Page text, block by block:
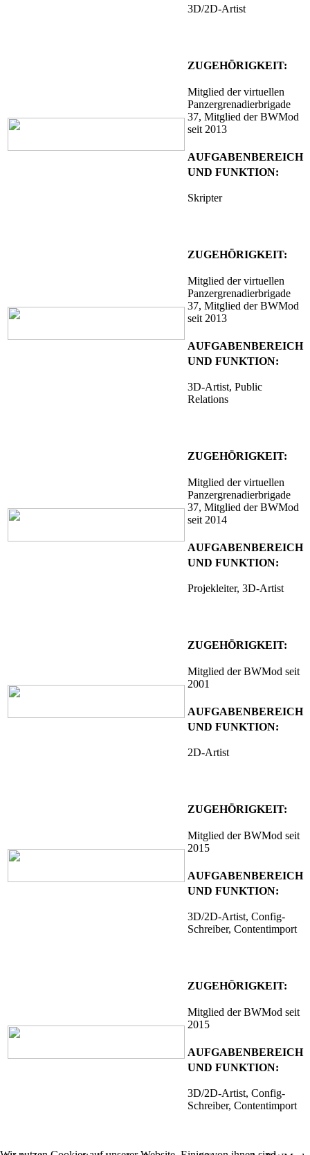
3D/2D-Artist
ZUGEHÖRIGKEIT:
Mitglied der virtuellen
Panzergrenadierbrigade
37, Mitglied der BWMod
seit 2013
AUFGABENBEREICH
UND FUNKTION:
Skripter
ZUGEHÖRIGKEIT:
Mitglied der virtuellen
Panzergrenadierbrigade
37, Mitglied der BWMod
seit 2013
AUFGABENBEREICH
UND FUNKTION:
3D-Artist, Public
Relations
ZUGEHÖRIGKEIT:
Mitglied der virtuellen
Panzergrenadierbrigade
37, Mitglied der BWMod
seit 2014
AUFGABENBEREICH
UND FUNKTION:
Projekleiter, 3D-Artist
ZUGEHÖRIGKEIT:
Mitglied der BWMod seit
2001
AUFGABENBEREICH
UND FUNKTION:
2D-Artist
ZUGEHÖRIGKEIT:
Mitglied der BWMod seit
2015
AUFGABENBEREICH
UND FUNKTION:
3D/2D-Artist, Config-
Schreiber, Contentimport
ZUGEHÖRIGKEIT:
Mitglied der BWMod seit
2015
AUFGABENBEREICH
UND FUNKTION:
3D/2D-Artist, Config-
Schreiber, Contentimport